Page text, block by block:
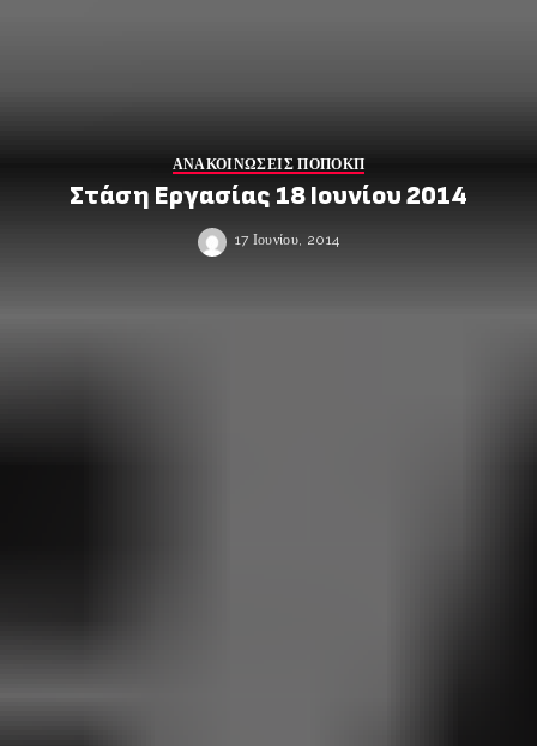
ΑΝΑΚΟΙΝΩΣΕΙΣ ΠΟΠΟΚΠ
Στάση Εργασίας 18 Ιουνίου 2014
17 Ιουνίου, 2014